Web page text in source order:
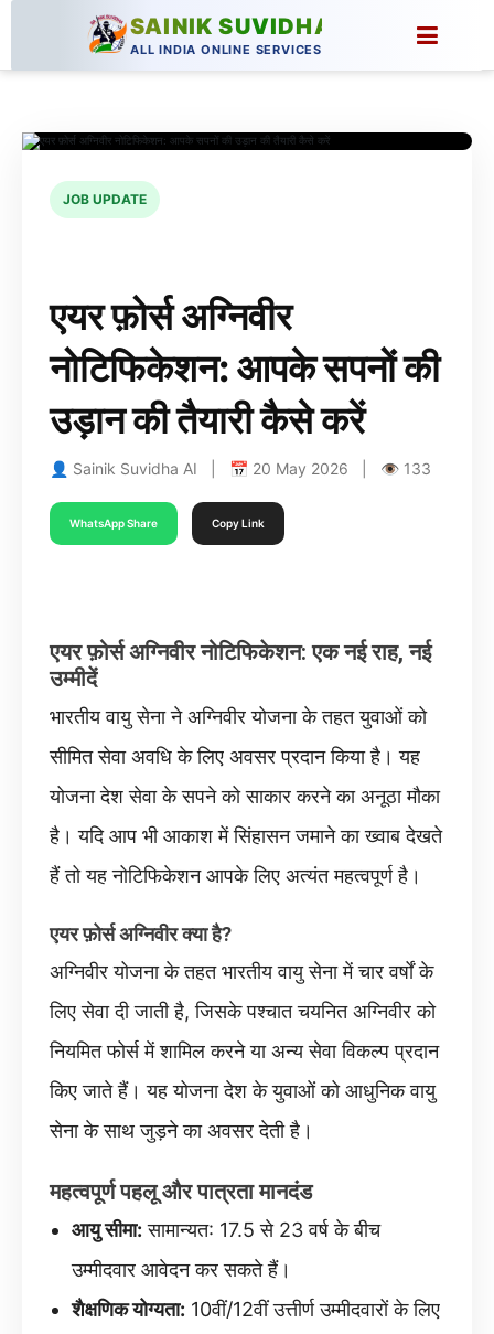
SAINIK SUVIDHA
ALL INDIA ONLINE SERVICES
JOB UPDATE
एयर फ़ोर्स अग्निवीर
नोटिफिकेशन: आपके सपनों की
उड़ान की तैयारी कैसे करें
👤 Sainik Suvidha AI | 📅 20 May 2026 | 👁 133
WhatsApp Share Copy Link
एयर फ़ोर्स अग्निवीर नोटिफिकेशन: एक नई राह, नई
उम्मीदें
भारतीय वायु सेना ने अग्निवीर योजना के तहत युवाओं को
सीमित सेवा अवधि के लिए अवसर प्रदान किया है। यह
योजना देश सेवा के सपने को साकार करने का अनूठा मौका
है। यदि आप भी आकाश में सिंहासन जमाने का ख्वाब देखते
हैं तो यह नोटिफिकेशन आपके लिए अत्यंत महत्वपूर्ण है।
एयर फ़ोर्स अग्निवीर क्या है?
अग्निवीर योजना के तहत भारतीय वायु सेना में चार वर्षों के
लिए सेवा दी जाती है, जिसके पश्चात चयनित अग्निवीर को
नियमित फोर्स में शामिल करने या अन्य सेवा विकल्प प्रदान
किए जाते हैं। यह योजना देश के युवाओं को आधुनिक वायु
सेना के साथ जुड़ने का अवसर देती है।
महत्वपूर्ण पहलू और पात्रता मानदंड
आयु सीमा: सामान्यत: 17.5 से 23 वर्ष के बीच
उम्मीदवार आवेदन कर सकते हैं।
शैक्षणिक योग्यता: 10वीं/12वीं उत्तीर्ण उम्मीदवारों के लिए